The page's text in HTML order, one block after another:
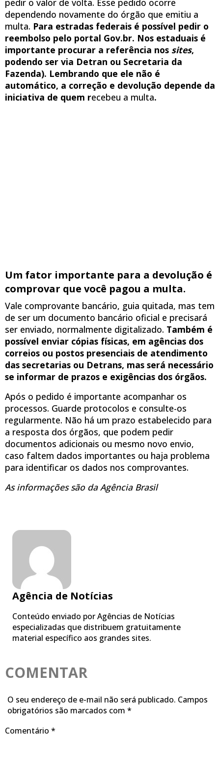
pedir o valor de volta. Esse pedido ocorre
dependendo novamente do órgão que emitiu a
multa. Para estradas federais é possível pedir o
reembolso pelo portal Gov.br. Nos estaduais é
importante procurar a referência nos sites,
podendo ser via Detran ou Secretaria da
Fazenda). Lembrando que ele não é
automático, a correção e devolução depende da
iniciativa de quem recebeu a multa.
Um fator importante para a devolução é
comprovar que você pagou a multa.
Vale comprovante bancário, guia quitada, mas tem
de ser um documento bancário oficial e precisará
ser enviado, normalmente digitalizado. Também é
possível enviar cópias físicas, em agências dos
correios ou postos presenciais de atendimento
das secretarias ou Detrans, mas será necessário
se informar de prazos e exigências dos órgãos.
Após o pedido é importante acompanhar os
processos. Guarde protocolos e consulte-os
regularmente. Não há um prazo estabelecido para
a resposta dos órgãos, que podem pedir
documentos adicionais ou mesmo novo envio,
caso faltem dados importantes ou haja problema
para identificar os dados nos comprovantes.
As informações são da Agência Brasil
Agência de Notícias
Conteúdo enviado por Agências de Notícias
especializadas que distribuem gratuitamente
material específico aos grandes sites.
COMENTAR
O seu endereço de e-mail não será publicado. Campos
obrigatórios são marcados com *
Comentário *